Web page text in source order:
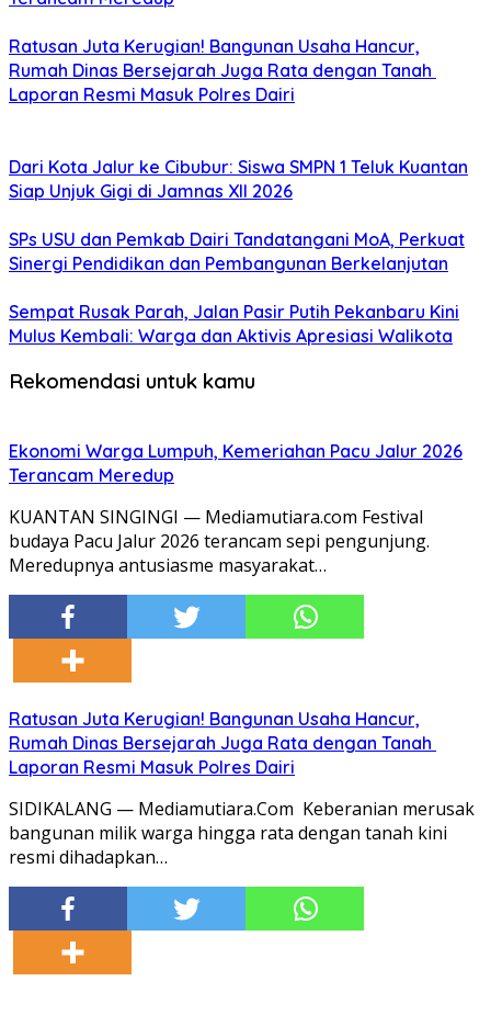
Ratusan Juta Kerugian! Bangunan Usaha Hancur,
Rumah Dinas Bersejarah Juga Rata dengan Tanah
Laporan Resmi Masuk Polres Dairi
Dari Kota Jalur ke Cibubur: Siswa SMPN 1 Teluk Kuantan
Siap Unjuk Gigi di Jamnas XII 2026
SPs USU dan Pemkab Dairi Tandatangani MoA, Perkuat
Sinergi Pendidikan dan Pembangunan Berkelanjutan
Sempat Rusak Parah, Jalan Pasir Putih Pekanbaru Kini
Mulus Kembali: Warga dan Aktivis Apresiasi Walikota
Rekomendasi untuk kamu
Ekonomi Warga Lumpuh, Kemeriahan Pacu Jalur 2026
Terancam Meredup
KUANTAN SINGINGI — Mediamutiara.com Festival
budaya Pacu Jalur 2026 terancam sepi pengunjung.
Meredupnya antusiasme masyarakat…
Ratusan Juta Kerugian! Bangunan Usaha Hancur,
Rumah Dinas Bersejarah Juga Rata dengan Tanah
Laporan Resmi Masuk Polres Dairi
SIDIKALANG — Mediamutiara.Com Keberanian merusak
bangunan milik warga hingga rata dengan tanah kini
resmi dihadapkan…